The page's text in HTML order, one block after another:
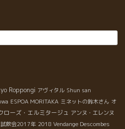
成するのがビン熟なんだ。』 『思春
理 最高のひと時でした。
さい。 美味しく、楽しい、元気ので
la cave de Philippe Pacalet, on est
la canicule 36 ℃ à Beaune,
Madeleinne nous rafraîchissent
Le service sympa, les bons vins!!
Roppongi アヴィタル Shun san
ESPOA MORITAKA ミネットの鈴木さん オ
ローズ・エルミタージュ アンヌ・エレンヌ
飲会2017年 2018 Vendange Descombes